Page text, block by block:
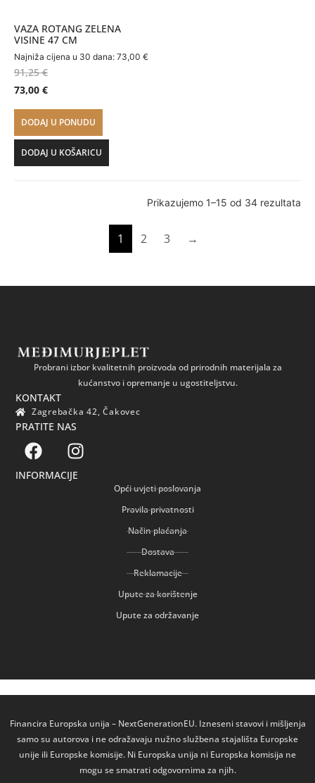
VAZA ROTANG ZELENA
VISINE 47 CM
Najniža cijena u 30 dana: 73,00 €
91,25€
73,00 €
DODAJ U PONUDU
DODAJ U KOŠARICU
Prikazujemo 1–15 od 34 rezultata
1 2 3 →
Probrani izbor kvalitetnih proizvoda od prirodnih materijala za
kućanstvo i opremanje u ugostiteljstvu.
KONTAKT
Zagrebačka 42, Čakovec
PRATITE NAS
INFORMACIJE
Opći uvjeti poslovanja
Pravila privatnosti
Način plaćanja
Dostava
Reklamacije
Upute za korištenje
Upute za održavanje
Financira Europska unija – NextGenerationEU. Izneseni stavovi i mišljenja
samo su autorova i ne odražavaju nužno službena stajališta Europske
unije ili Europske komisije. Ni Europska unija ni Europska komisija ne
mogu se smatrati odgovornima za njih.